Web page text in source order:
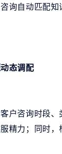
询自动匹配
态调配
户咨询时段
精力；同时